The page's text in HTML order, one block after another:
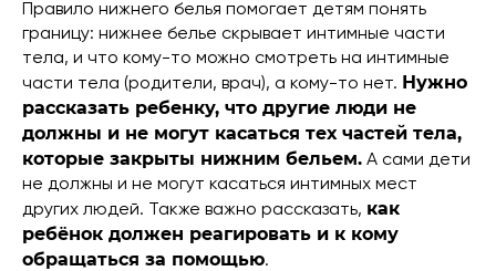
Правило нижнего белья помогает детям понять
границу: нижнее белье скрывает интимные части
тела, и что кому-то можно смотреть на интимные
части тела (родители, врач), а кому-то нет. Нужно
рассказать ребенку, что другие люди не
должны и не могут касаться тех частей тела,
которые закрыты нижним бельем. А сами дети
не должны и не могут касаться интимных мест
других людей. Также важно рассказать, как
ребёнок должен реагировать и к кому
обращаться за помощью.